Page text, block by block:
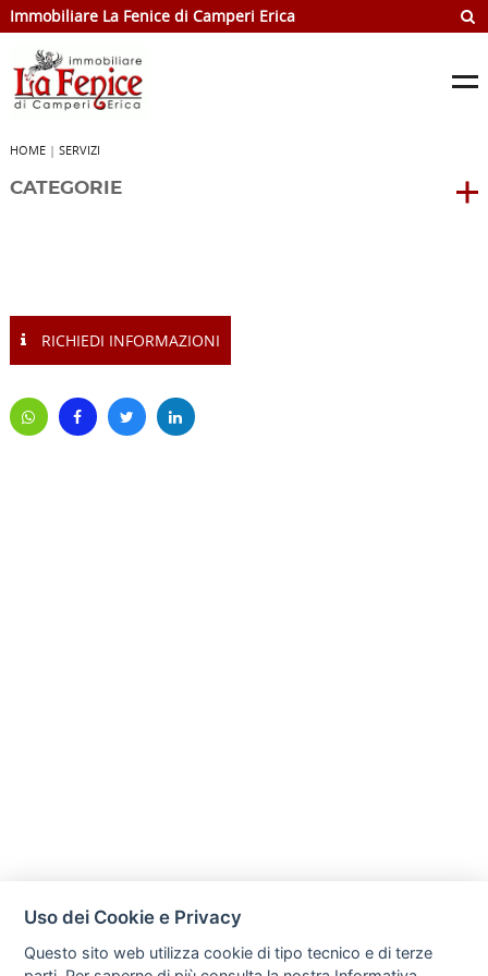
Immobiliare La Fenice di Camperi Erica
HOME| SERVIZI
CATEGORIE
RICHIEDI INFORMAZIONI
Uso dei Cookie e Privacy
Questo sito web utilizza cookie di tipo tecnico e di terze